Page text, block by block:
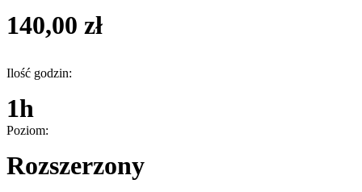
140,00 zł
Ilość godzin:
1h
Poziom:
Rozszerzony